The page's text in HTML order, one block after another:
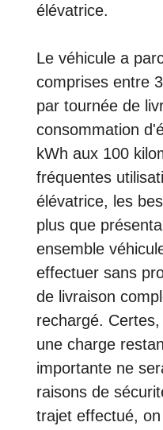
élévatrice.
Le véhicule a
comprises entre
par tournée de
consommation
kWh aux 100
fréquentes
élévatrice, les
plus que
ensemble
effectuer sans
de livraison
rechargé.
une charge
importante ne
raisons de
trajet effectué,